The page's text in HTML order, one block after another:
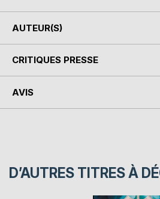
AUTEUR(S)
CRITIQUES PRESSE
AVIS
D’AUTRES TITRES À